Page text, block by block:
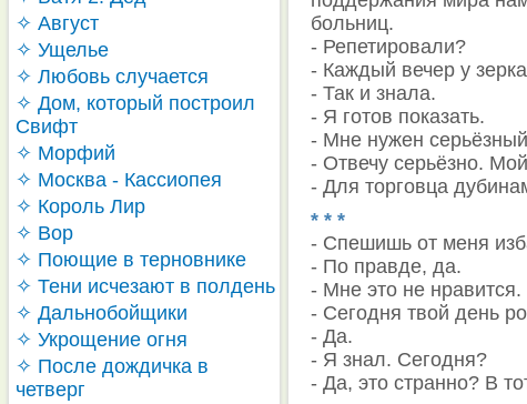
✧ Август
✧ Ущелье
✧ Любовь случается
✧ Дом, который построил
Свифт
✧ Морфий
✧ Москва - Кассиопея
✧ Король Лир
✧ Вор
✧ Поющие в терновнике
✧ Тени исчезают в полдень
✧ Дальнобойщики
✧ Укрощение огня
✧ После дождичка в
четверг
больниц.
- Репетировали?
- Каждый вечер у
- Так и знала.
- Я готов показать.
- Мне нужен серьёзный
- Отвечу серьёзно.
- Для торговца
* * *
- Спешишь от меня
- По правде, да.
- Мне это не
- Сегодня твой день
- Да.
- Я знал. Сегодня?
- Да, это странно? В